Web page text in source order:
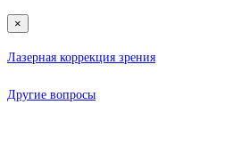
×
Лазерная коррекция зрения
Другие вопросы